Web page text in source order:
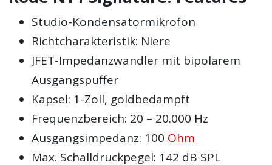
Studio-Kondensatormikrofon
Richtcharakteristik: Niere
JFET-Impedanzwandler mit bipolarem
Ausgangspuffer
Kapsel: 1-Zoll, goldbedampft
Frequenzbereich: 20 – 20.000 Hz
Ausgangsimpedanz: 100 Ohm
Max. Schalldruckpegel: 142 dB SPL